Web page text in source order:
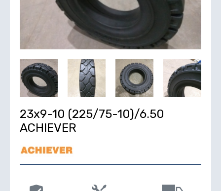
23х9-10 (225/75-10)/6.50
ACHIEVER